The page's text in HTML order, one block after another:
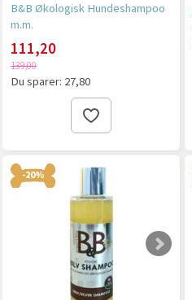
B&B Økologisk Hundeshampoo
m.m.
111,20
139,00
Du sparer: 27,80
-20%